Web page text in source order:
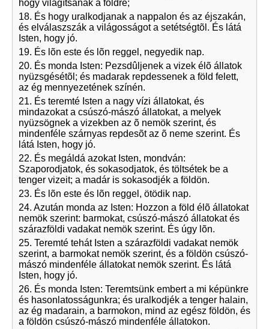
hogy világítsanak a földre;
18. És hogy uralkodjanak a nappalon és az éjszakán,
és elválaszszák a világosságot a setétségtõl. És látá
Isten, hogy jó.
19. És lõn este és lõn reggel, negyedik nap.
20. És monda Isten: Pezsdûljenek a vizek élõ állatok
nyüzsgésétõl; és madarak repdessenek a föld felett,
az ég mennyezetének színén.
21. És teremté Isten a nagy vízi állatokat, és
mindazokat a csúszó-mászó állatokat, a melyek
nyüzsögnek a vizekben az õ nemök szerint, és
mindenféle szárnyas repdesõt az õ neme szerint. És
látá Isten, hogy jó.
22. És megáldá azokat Isten, mondván:
Szaporodjatok, és sokasodjatok, és töltsétek be a
tenger vizeit; a madár is sokasodjék a földön.
23. És lõn este és lõn reggel, ötödik nap.
24. Azután monda az Isten: Hozzon a föld élõ állatokat
nemök szerint: barmokat, csúszó-mászó állatokat és
szárazföldi vadakat nemök szerint. És úgy lõn.
25. Teremté tehát Isten a szárazföldi vadakat nemök
szerint, a barmokat nemök szerint, és a földön csúszó-
mászó mindenféle állatokat nemök szerint. És látá
Isten, hogy jó.
26. És monda Isten: Teremtsünk embert a mi képünkre
és hasonlatosságunkra; és uralkodjék a tenger halain,
az ég madarain, a barmokon, mind az egész földön, és
a földön csúszó-mászó mindenféle állatokon.